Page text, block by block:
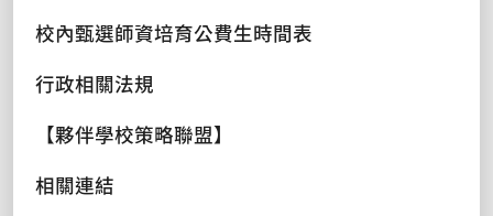
校內甄選師資培育公費生時間表
行政相關法規
【夥伴學校策略聯盟】
相關連結